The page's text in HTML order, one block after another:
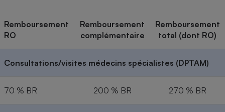
Remboursement
RO
Remboursement
complémentaire
Remboursement
total (dont RO)
Consultations/visites médecins spécialistes (DPTAM)
70 % BR 200 % BR 270 % BR